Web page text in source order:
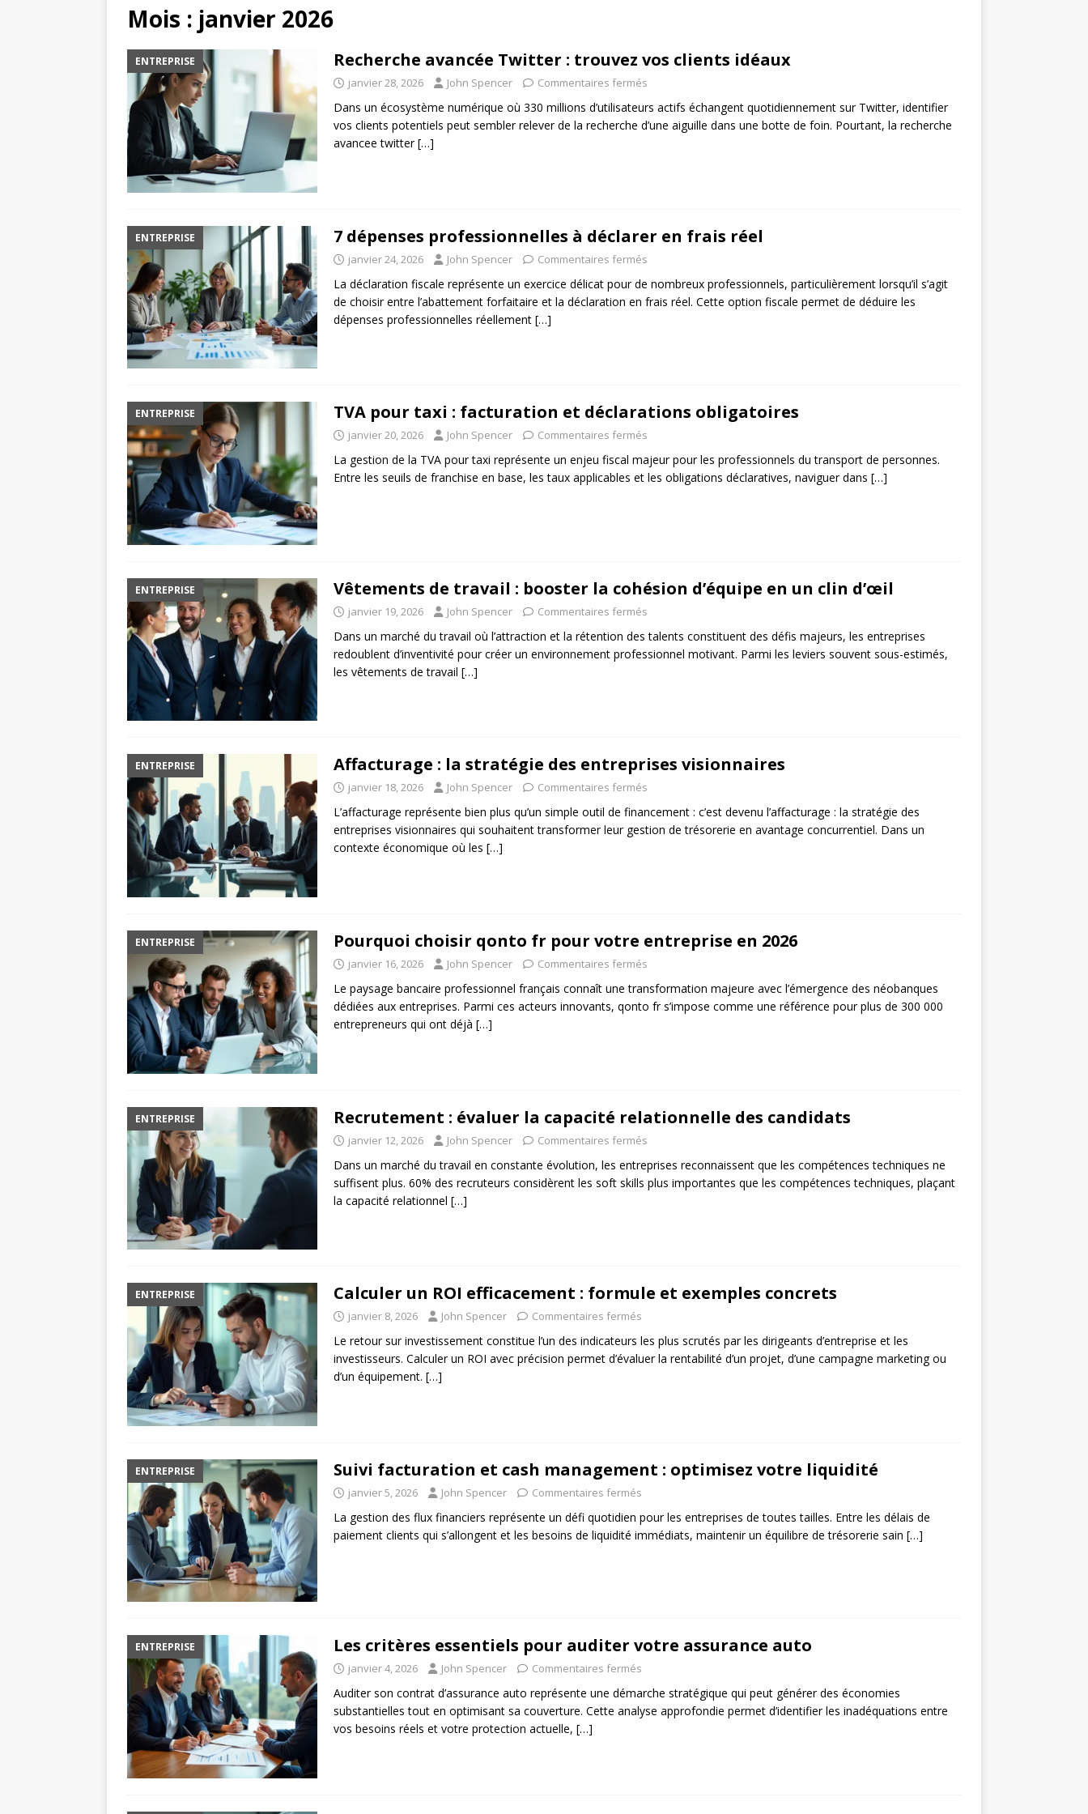
Mois : janvier 2026
ENTREPRISE Recherche avancée Twitter : trouvez vos clients idéaux
janvier 28, 2026 John Spencer Commentaires fermés
Dans un écosystème numérique où 330 millions d’utilisateurs actifs échangent quotidiennement sur Twitter, identifier
vos clients potentiels peut sembler relever de la recherche d’une aiguille dans une botte de foin. Pourtant, la recherche
avancee twitter[…]
ENTREPRISE 7 dépenses professionnelles à déclarer en frais réel
janvier 24, 2026 John Spencer Commentaires fermés
La déclaration fiscale représente un exercice délicat pour de nombreux professionnels, particulièrement lorsqu’il s’agit
de choisir entre l’abattement forfaitaire et la déclaration en frais réel. Cette option fiscale permet de déduire les
dépenses professionnelles réellement […]
ENTREPRISE TVA pour taxi : facturation et déclarations obligatoires
janvier 20, 2026 John Spencer Commentaires fermés
La gestion de la TVA pour taxi représente un enjeu fiscal majeur pour les professionnels du transport de personnes.
Entre les seuils de franchise en base, les taux applicables et les obligations déclaratives, naviguer dans […]
ENTREPRISE Vêtements de travail : booster la cohésion d’équipe en un clin d’œil
janvier 19, 2026 John Spencer Commentaires fermés
Dans un marché du travail où l’attraction et la rétention des talents constituent des défis majeurs, les entreprises
redoublent d’inventivité pour créer un environnement professionnel motivant. Parmi les leviers souvent sous-estimés,
les vêtements de travail […]
ENTREPRISE Affacturage : la stratégie des entreprises visionnaires
janvier 18, 2026 John Spencer Commentaires fermés
L’affacturage représente bien plus qu’un simple outil de financement : c’est devenu l’affacturage : la stratégie des
entreprises visionnaires qui souhaitent transformer leur gestion de trésorerie en avantage concurrentiel. Dans un
contexte économique où les […]
ENTREPRISE Pourquoi choisir qonto fr pour votre entreprise en 2026
janvier 16, 2026 John Spencer Commentaires fermés
Le paysage bancaire professionnel français connaît une transformation majeure avec l’émergence des néobanques
dédiées aux entreprises. Parmi ces acteurs innovants, qonto fr s’impose comme une référence pour plus de 300 000
entrepreneurs qui ont déjà […]
ENTREPRISE Recrutement : évaluer la capacité relationnelle des candidats
janvier 12, 2026 John Spencer Commentaires fermés
Dans un marché du travail en constante évolution, les entreprises reconnaissent que les compétences techniques ne
suffisent plus. 60% des recruteurs considèrent les soft skills plus importantes que les compétences techniques, plaçant
la capacité relationnel […]
ENTREPRISE Calculer un ROI efficacement : formule et exemples concrets
janvier 8, 2026 John Spencer Commentaires fermés
Le retour sur investissement constitue l’un des indicateurs les plus scrutés par les dirigeants d’entreprise et les
investisseurs. Calculer un ROI avec précision permet d’évaluer la rentabilité d’un projet, d’une campagne marketing ou
d’un équipement. […]
ENTREPRISE Suivi facturation et cash management : optimisez votre liquidité
janvier 5, 2026 John Spencer Commentaires fermés
La gestion des flux financiers représente un défi quotidien pour les entreprises de toutes tailles. Entre les délais de
paiement clients qui s’allongent et les besoins de liquidité immédiats, maintenir un équilibre de trésorerie sain […]
ENTREPRISE Les critères essentiels pour auditer votre assurance auto
janvier 4, 2026 John Spencer Commentaires fermés
Auditer son contrat d’assurance auto représente une démarche stratégique qui peut générer des économies
substantielles tout en optimisant sa couverture. Cette analyse approfondie permet d’identifier les inadéquations entre
vos besoins réels et votre protection actuelle, […]